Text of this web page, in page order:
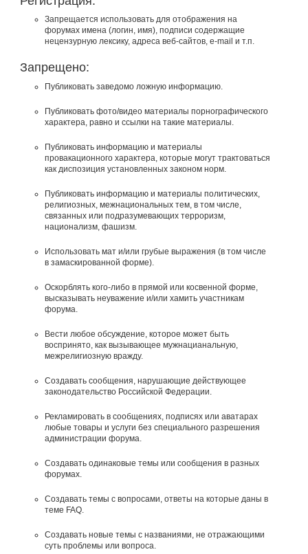
Запрещается использовать для отображения на
форумах имена (логин, имя), подписи содержащие
нецензурную лексику, адреса веб-сайтов, e-mail и т.п.
Запрещено:
Публиковать заведомо ложнyю инфоpмацию.
Публиковать фото/видео материалы порнографического
характера, равно и ссылки на такие материалы.
Публиковать инфоpмацию и материалы
провакационного характера, которые могут трактоваться
как диспозиция установленных законом норм.
Публиковать информацию и материалы политических,
религиозных, межнациональных тем, в том числе,
связанных или подразумевающих терроризм,
национализм, фашизм.
Использовать мат и/или грубые выражения (в том числе
в замаскированной форме).
Оскорблять кого-либо в прямой или косвенной форме,
высказывать неуважение и/или хамить участникам
форума.
Вести любое обсуждение, которое может быть
воспринято, как вызывающее мужнацианальную,
межрелигиозную вражду.
Создавать сообщения, наpyшающие действyющее
законодательство Российской Федерации.
Рекламировать в сообщениях, подписях или аватарах
любые товары и услуги без специального разрешения
администрации форума.
Создавать одинаковые темы или сообщения в разных
форумах.
Создавать темы с вопросами, ответы на которые даны в
теме FAQ.
Создавать новые темы с названиями, не отражающими
суть проблемы или вопроса.